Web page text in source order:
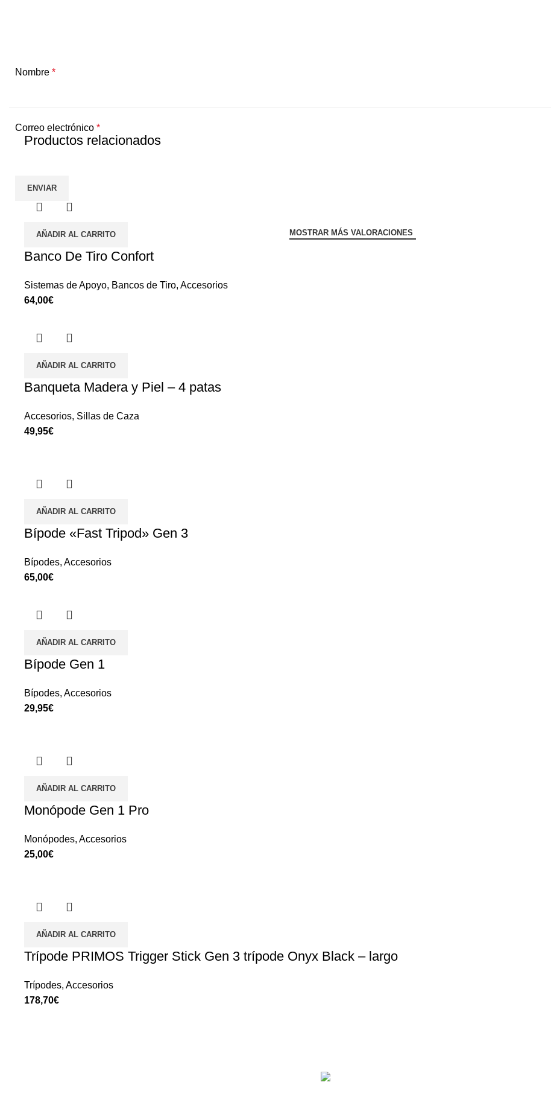
Nombre *
Correo electrónico *
MOSTRAR MÁS VALORACIONES
Productos relacionados
AÑADIR AL CARRITO
Banco De Tiro Confort
Sistemas de Apoyo, Bancos de Tiro, Accesorios
€
AÑADIR AL CARRITO
Banqueta Madera y Piel – 4 patas
Accesorios, Sillas de Caza
€
AÑADIR AL CARRITO
Bípode «Fast Tripod» Gen 3
Bípodes, Accesorios
€
AÑADIR AL CARRITO
Bípode Gen 1
Bípodes, Accesorios
€
AÑADIR AL CARRITO
Monópode Gen 1 Pro
Monópodes, Accesorios
€
AÑADIR AL CARRITO
Trípode PRIMOS Trigger Stick Gen 3 trípode Onyx Black – largo
Trípodes, Accesorios
€